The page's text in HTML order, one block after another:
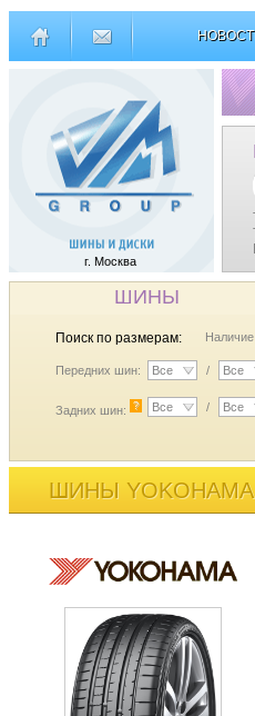
г. Москва
ШИНЫ
Поиск по размерам:
Передних шин: Все / Все
Задних шин: ? Все / Все
ШИНЫ YOKOHAMA